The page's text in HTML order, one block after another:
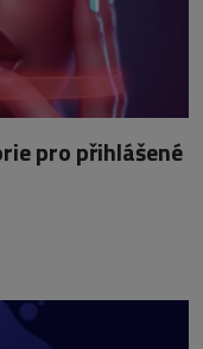
pro přihlášené